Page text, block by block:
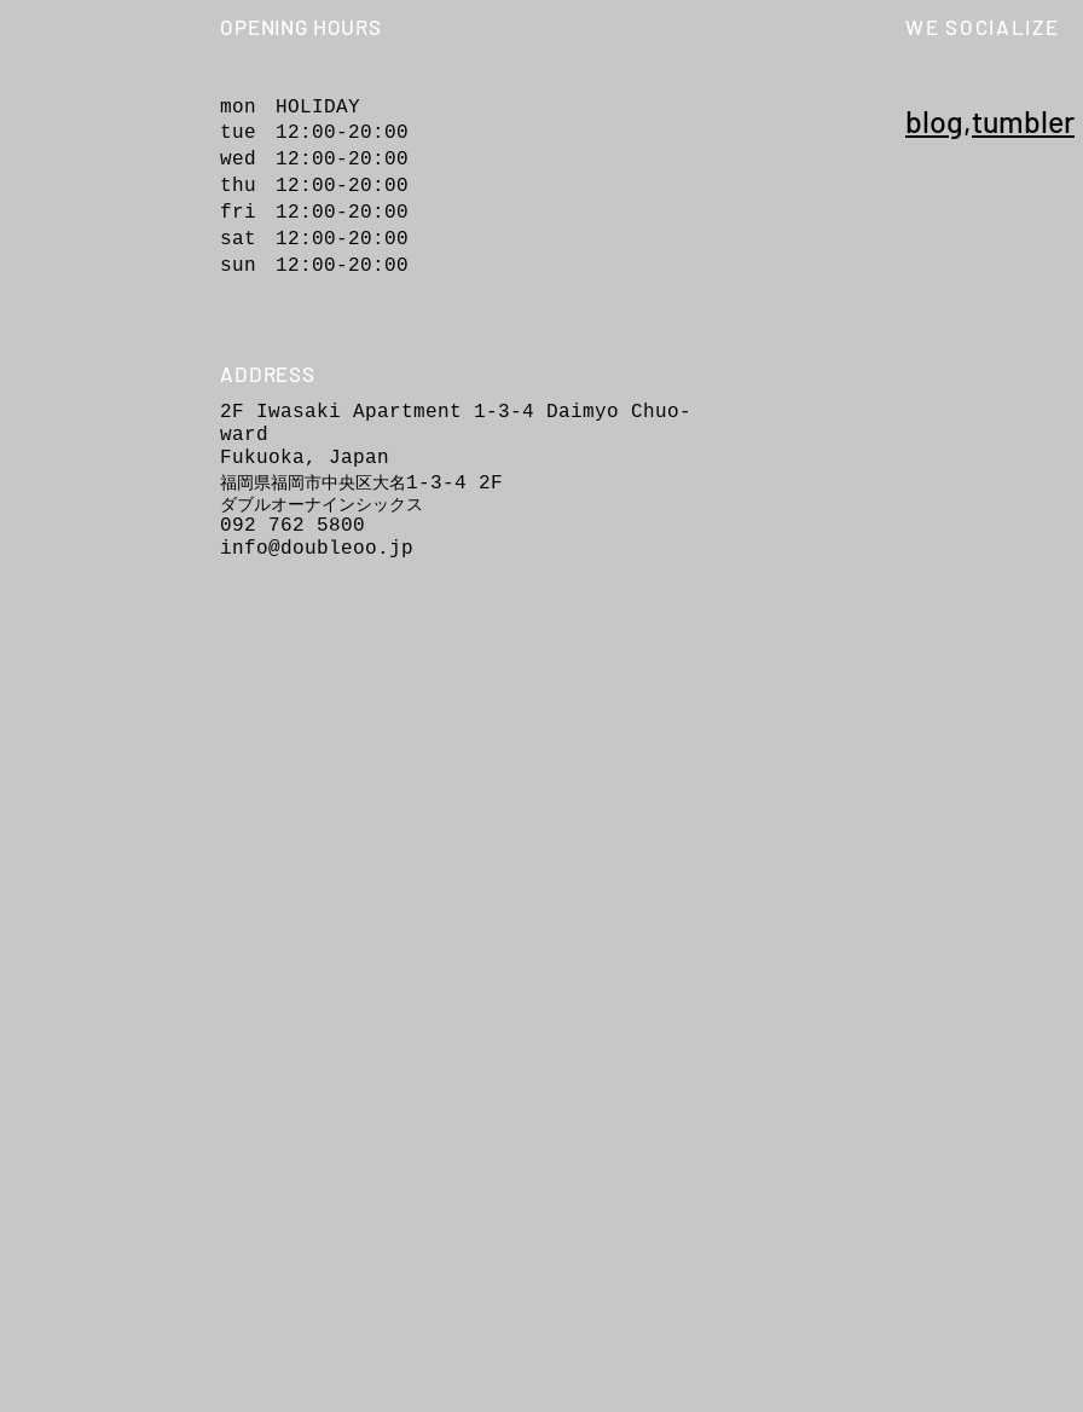
YOUTH OF THE WATER
Anything Goes"
OPENING HOURS
mon HOLIDAY
tue 12:00-20:00
wed 12:00-20 :00
thu 12:00-20:00
fri 12:00-20:00
sat 12:00-20:00
sun 12:00-20:00
WE SOCIALIZE
blog,tumbler
ADDRESS
2F Iwasaki Apartment 1-3-4 Daimyo Chuo-
ward
Fukuoka, Japan
福岡県福岡市中央区 大名 1-3-4 2F
ダブルオーナインシックス
092 762 5800
info@doubleoo.jp